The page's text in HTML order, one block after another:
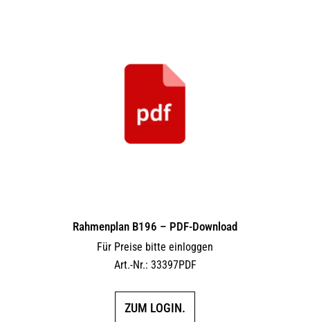
Rahmenplan B196 – PDF-Download
Für Preise bitte einloggen
Art.-Nr.: 33397PDF
ZUM LOGIN.